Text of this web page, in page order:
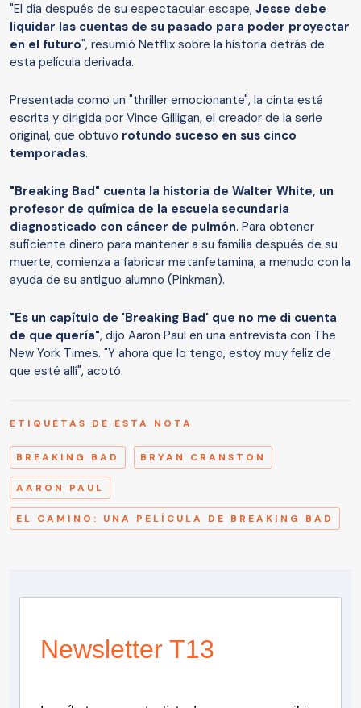
"El día después de su espectacular escape, Jesse debe
liquidar las cuentas de su pasado para poder proyectar
en el futuro", resumió Netflix sobre la historia detrás de
esta película derivada.
Presentada como un "thriller emocionante", la cinta está
escrita y dirigida por Vince Gilligan, el creador de la serie
original, que obtuvo rotundo suceso en sus cinco
temporadas.
"Breaking Bad" cuenta la historia de Walter White, un
profesor de química de la escuela secundaria
diagnosticado con cáncer de pulmón. Para obtener
suficiente dinero para mantener a su familia después de su
muerte, comienza a fabricar metanfetamina, a menudo con la
ayuda de su antiguo alumno (Pinkman).
"Es un capítulo de 'Breaking Bad' que no me di cuenta
de que quería", dijo Aaron Paul en una entrevista con The
New York Times. "Y ahora que lo tengo, estoy muy feliz de
que esté allí", acotó.
ETIQUETAS DE ESTA NOTA
BREAKING BAD BRYAN CRANSTON
AARON PAUL
EL CAMINO: UNA PELÍCULA DE BREAKING BAD
Newsletter T13